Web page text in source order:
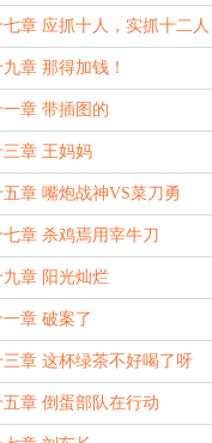
章 应抓十人，实抓十二人
章 那得加钱！
章 带插图的
章 王妈妈
章 嘴炮战神VS菜刀勇
章 杀鸡焉用宰牛刀
章 阳光灿烂
章 破案了
章 这杯绿茶不好喝了呀
章 倒蛋部队在行动